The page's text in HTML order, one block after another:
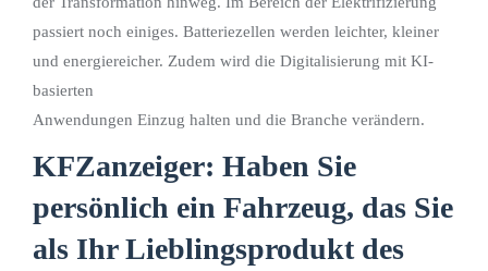
passiert noch einiges. Batteriezellen werden leichter, kleiner
und energiereicher. Zudem wird die Digitalisierung mit KI-
basierten
Anwendungen Einzug halten und die Branche verändern.
KFZanzeiger: Haben Sie
persönlich ein Fahrzeug, das Sie
als Ihr Lieblingsprodukt des